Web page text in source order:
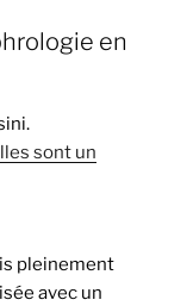
en
sont un
pleinement
avec un